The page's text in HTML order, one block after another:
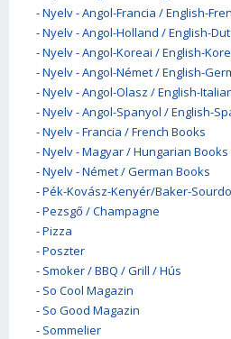
-Nyelv - Angol-Francia / English-
-Nyelv - Angol-Holland / English-
-Nyelv - Angol-Koreai / English-
-Nyelv - Angol-Német / English-
-Nyelv - Angol-Olasz / English-
-Nyelv - Angol-Spanyol / English-
-Nyelv - Francia / French Books
-Nyelv - Magyar / Hungarian Books
-Nyelv - Német / German Books
-Pék-Kovász-Kenyér/Baker-
-Pezsgő / Champagne
-Pizza
-Poszter
- Smoker / BBQ / Grill / Hús
- So Cool Magazin
- So Good Magazin
- Sommelier